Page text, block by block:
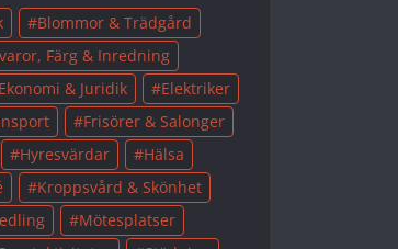
Blommor & Trädgård
Färg & Inredning
Ekonomi & Juridik
Elektriker
Frisörer & Salonger
Hyresvärdar
Hälsa
Kroppsvård & Skönhet
Mötesplatser